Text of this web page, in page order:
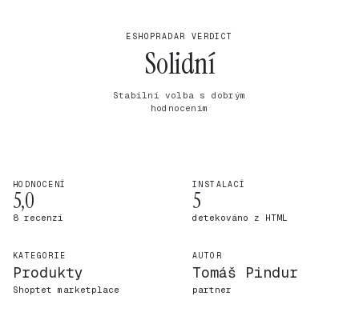
ESHOPRADAR VERDICT
Solidní
Stabilní volba s dobrým
hodnocením
HODNOCENÍ
5,0
8 recenzí
INSTALACÍ
5
detekováno z HTML
KATEGORIE
Produkty
Shoptet marketplace
AUTOR
Tomáš Pindur
partner